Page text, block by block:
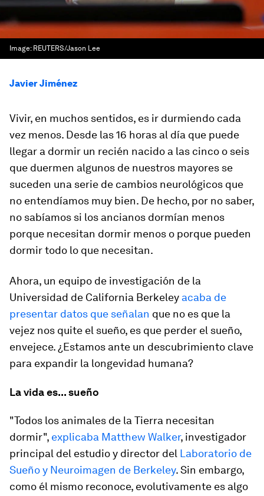
Image: REUTERS/Jason Lee
Javier Jiménez
Vivir, en muchos sentidos, es ir durmiendo cada
vez menos. Desde las 16 horas al día que puede
llegar a dormir un recién nacido a las cinco o seis
que duermen algunos de nuestros mayores se
suceden una serie de cambios neurológicos que
no entendíamos muy bien. De hecho, por no saber,
no sabíamos si los ancianos dormían menos
porque necesitan dormir menos o porque pueden
dormir todo lo que necesitan.
Ahora, un equipo de investigación de la
Universidad de California Berkeley acaba de
presentar datos que señalan que no es que la
vejez nos quite el sueño, es que perder el sueño,
envejece. ¿Estamos ante un descubrimiento clave
para expandir la longevidad humana?
La vida es... sueño
"Todos los animales de la Tierra necesitan
dormir", explicaba Matthew Walker, investigador
principal del estudio y director del Laboratorio de
Sueño y Neuroimagen de Berkeley. Sin embargo,
como él mismo reconoce, evolutivamente es algo